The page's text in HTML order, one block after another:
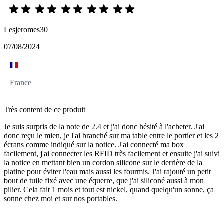
Lesjeromes30
07/08/2024
France
Très content de ce produit
Je suis surpris de la note de 2.4 et j'ai donc hésité à l'acheter. J'ai
donc reçu le mien, je l'ai branché sur ma table entre le portier et les 2
écrans comme indiqué sur la notice. J'ai connecté ma box
facilement, j'ai connecter les RFID très facilement et ensuite j'ai suivi
la notice en mettant bien un cordon silicone sur le derrière de la
platine pour éviter l'eau mais aussi les fourmis. J'ai rajouté un petit
bout de tuile fixé avec une équerre, que j'ai siliconé aussi à mon
pilier. Cela fait 1 mois et tout est nickel, quand quelqu'un sonne, ça
sonne chez moi et sur nos portables.